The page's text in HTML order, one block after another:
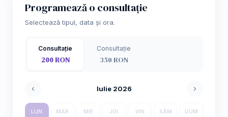
Programează o consultație
Selectează tipul, data și ora.
Consultație
200 RON
Consultație
350 RON
‹ Iulie 2026 ›
LUN MAR MIE JOI VIN SÂM DUM